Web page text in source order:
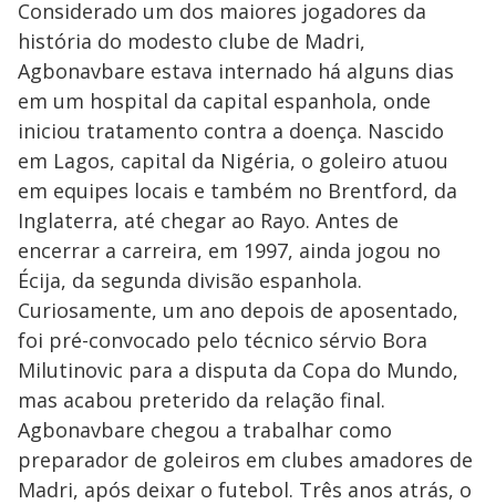
Considerado um dos maiores jogadores da
história do modesto clube de Madri,
Agbonavbare estava internado há alguns dias
em um hospital da capital espanhola, onde
iniciou tratamento contra a doença. Nascido
em Lagos, capital da Nigéria, o goleiro atuou
em equipes locais e também no Brentford, da
Inglaterra, até chegar ao Rayo. Antes de
encerrar a carreira, em 1997, ainda jogou no
Écija, da segunda divisão espanhola.
Curiosamente, um ano depois de aposentado,
foi pré-convocado pelo técnico sérvio Bora
Milutinovic para a disputa da Copa do Mundo,
mas acabou preterido da relação final.
Agbonavbare chegou a trabalhar como
preparador de goleiros em clubes amadores de
Madri, após deixar o futebol. Três anos atrás, o